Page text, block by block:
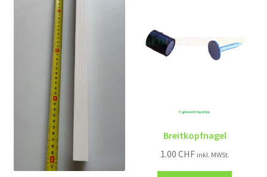
Breitkopfnagel
1.00 CHF inkl. MWSt.